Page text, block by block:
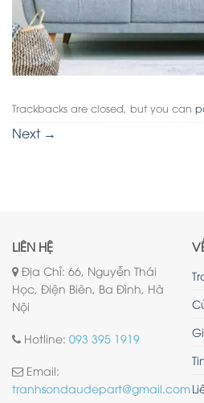
Trackbacks are closed, but you can
Next →
LIÊN HỆ
Địa Chỉ: 66, Nguyễn Thái
Học, Điện Biên, Ba Đình, Hà
Nội
Hotline: 093 395 1919
Email:
tranhsondaudepart@gmail.com